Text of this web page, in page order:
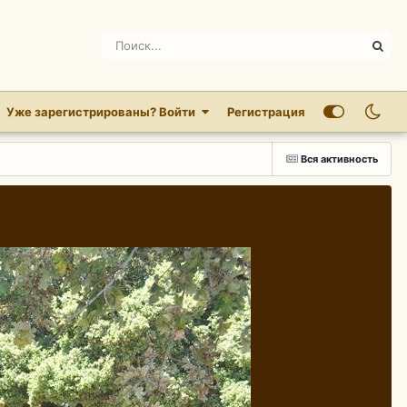
Уже зарегистрированы? Войти Регистрация
Вся активность